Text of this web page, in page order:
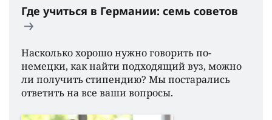
Где учиться в Германии: семь советов
Насколько хорошо нужно говорить по-
немецки, как найти подходящий вуз, можно
ли получить стипендию? Мы постарались
ответить на все ваши вопросы.